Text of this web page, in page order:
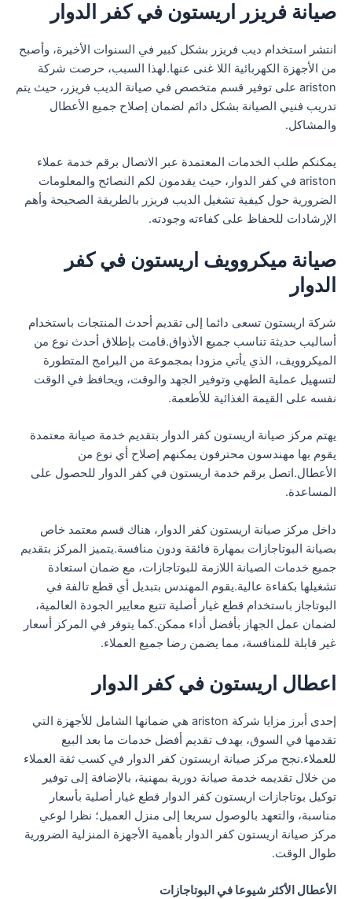
صيانة فريزر اريستون في كفر الدوار
انتشر استخدام ديب فريزر بشكل كبير في السنوات الأخيرة، وأصبح
من الأجهزة الكهربائية اللا غنى عنها.لهذا السبب، حرصت شركة
ariston على توفير قسم متخصص في صيانة الديب فريزر، حيث يتم
تدريب فنيي الصيانة بشكل دائم لضمان إصلاح جميع الأعطال
والمشاكل.
يمكنكم طلب الخدمات المعتمدة عبر الاتصال برقم خدمة عملاء
ariston في كفر الدوار، حيث يقدمون لكم النصائح والمعلومات
الضرورية حول كيفية تشغيل الديب فريزر بالطريقة الصحيحة وأهم
الإرشادات للحفاظ على كفاءته وجودته.
صيانة ميكروويف اريستون في كفر
الدوار
شركة اريستون تسعى دائما إلى تقديم أحدث المنتجات باستخدام
أساليب حديثة تناسب جميع الأذواق.قامت بإطلاق أحدث نوع من
الميكروويف، الذي يأتي مزودا بمجموعة من البرامج المتطورة
لتسهيل عملية الطهي وتوفير الجهد والوقت، ويحافظ في الوقت
نفسه على القيمة الغذائية للأطعمة.
يهتم مركز صيانة اريستون كفر الدوار بتقديم خدمة صيانة معتمدة
يقوم بها مهندسون محترفون يمكنهم إصلاح أي نوع من
الأعطال.اتصل برقم خدمة اريستون في كفر الدوار للحصول على
المساعدة.
داخل مركز صيانة اريستون كفر الدوار، هناك قسم معتمد خاص
بصيانة البوتاجازات بمهارة فائقة ودون منافسة.يتميز المركز بتقديم
جميع خدمات الصيانة اللازمة للبوتاجازات، مع ضمان استعادة
تشغيلها بكفاءة عالية.يقوم المهندس بتبديل أي قطع تالفة في
البوتاجاز باستخدام قطع غيار أصلية تتبع معايير الجودة العالمية،
لضمان عمل الجهاز بأفضل أداء ممكن.كما يتوفر في المركز أسعار
غير قابلة للمنافسة، مما يضمن رضا جميع العملاء.
اعطال اريستون في كفر الدوار
إحدى أبرز مزايا شركة ariston هي ضمانها الشامل للأجهزة التي
تقدمها في السوق، بهدف تقديم أفضل خدمات ما بعد البيع
للعملاء.نجح مركز صيانة اريستون كفر الدوار في كسب ثقة العملاء
من خلال تقديمه خدمة صيانة دورية بمهنية، بالإضافة إلى توفير
توكيل بوتاجازات اريستون كفر الدوار قطع غيار أصلية بأسعار
مناسبة، والتعهد بالوصول سريعا إلى منزل العميل؛ نظرا لوعي
مركز صيانة اريستون كفر الدوار بأهمية الأجهزة المنزلية الضرورية
طوال الوقت.
الأعطال الأكثر شيوعا في البوتاجازات